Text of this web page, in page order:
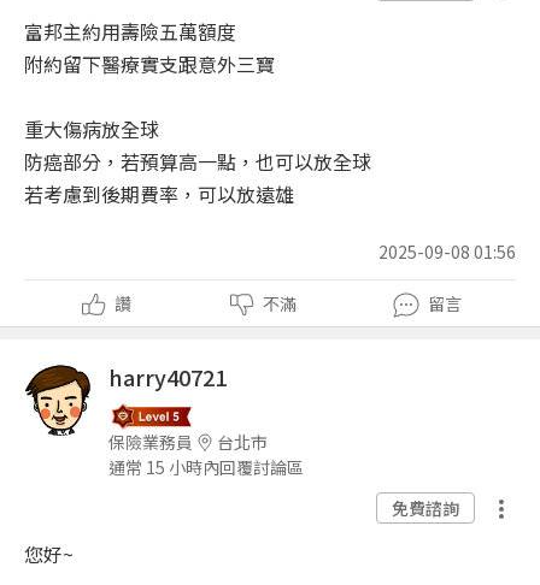
富邦主約用壽險五萬額度
附約留下醫療實支跟意外三寶
重大傷病放全球
防癌部分，若預算高一點，也可以放全球
若考慮到後期費率，可以放遠雄
2025-09-08 01:56
讚 不滿 留言
harry40721
保險業務員
台北市
通常 15 小時內回覆討論區
免費諮詢
您好~